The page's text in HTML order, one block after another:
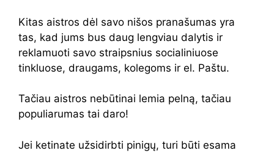
Kitas aistros dėl savo nišos pranašumas yra
tas, kad jums bus daug lengviau dalytis ir
reklamuoti savo straipsnius socialiniuose
tinkluose, draugams, kolegoms ir el. Paštu.
Tačiau aistros nebūtinai lemia pelną, tačiau
populiarumas tai daro!
Jei ketinate užsidirbti pinigų, turi būti esama